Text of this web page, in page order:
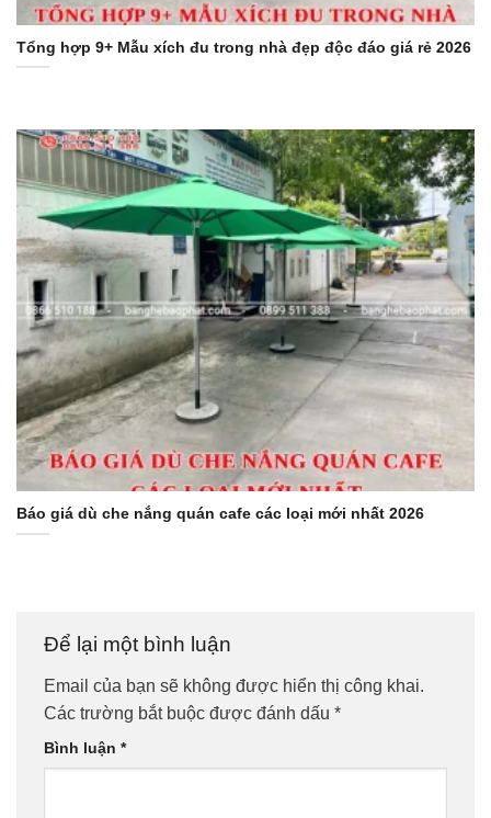
Tổng hợp 9+ Mẫu xích đu trong nhà đẹp độc đáo giá rẻ 2026
Báo giá dù che nắng quán cafe các loại mới nhất 2026
Để lại một bình luận
Email của bạn sẽ không được hiển thị công khai.
Các trường bắt buộc được đánh dấu *
Bình luận *